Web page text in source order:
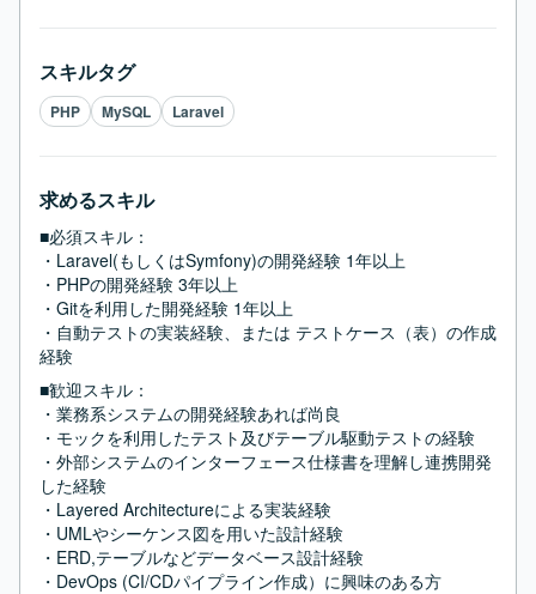
スキルタグ
PHP MySQL Laravel
求めるスキル
■必須スキル：
・Laravel(もしくはSymfony)の開発経験 1年以上
・PHPの開発経験 3年以上
・Gitを利用した開発経験 1年以上
・自動テストの実装経験、または テストケース（表）の作成
経験
■歓迎スキル：
・業務系システムの開発経験あれば尚良
・モックを利用したテスト及びテーブル駆動テストの経験
・外部システムのインターフェース仕様書を理解し連携開発
した経験
・Layered Architectureによる実装経験
・UMLやシーケンス図を用いた設計経験
・ERD,テーブルなどデータベース設計経験
・DevOps (CI/CDパイプライン作成）に興味のある方